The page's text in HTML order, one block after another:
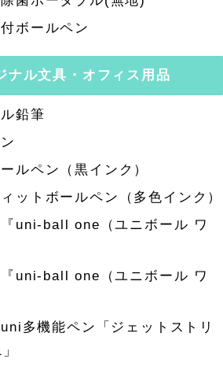
ボールペン
ナル文具・オフィス用品
鉛筆
ルペン（黒インク）
ットボールペン（多色インク）
uni-ball one（ユニボール ワ
uni-ball one（ユニボール ワ
多機能ペン「ジェットストリ